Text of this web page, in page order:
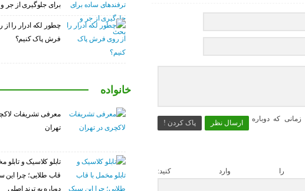
ارسال نظر پاک کردن !
که دوباره
را وارد کنید:
برای جلوگیری از جر
چطور لکه ادرار را از
فرش پاک کنیم؟
خانواده
معرفی تشریفات
تهران
تابلو کلاسیک و تابلو
قاب طلایی؛ چرا این
دوباره به ترند اصلی